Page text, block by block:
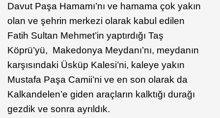
Davut Paşa Hamamı’nı ve hamama çok yakın
olan ve şehrin merkezi olarak kabul edilen
Fatih Sultan Mehmet’in yaptırdığı Taş
Köprü’yü, Makedonya Meydanı’nı, meydanın
karşısındaki Üsküp Kalesi’ni, kaleye yakın
Mustafa Paşa Camii’ni ve en son olarak da
Kalkandelen’e giden araçların kalktığı durağı
gezdik ve sonra ayrıldık.